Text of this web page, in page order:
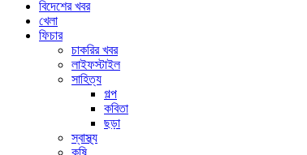
বিদেশের খবর
খেলা
ফিচার
চাকরির খবর
লাইফস্টাইল
সাহিত্য
গল্প
কবিতা
ছড়া
স্বাস্থ্য
কৃষি